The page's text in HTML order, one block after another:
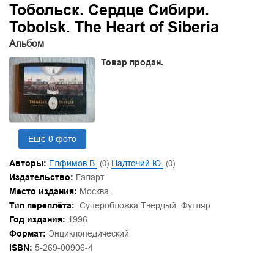
Тобольск. Сердце Сибири.
Tobolsk. The Heart of Siberia
Альбом
Ещё 0 фото
Товар продан.
Авторы: Елфимов В. (0) Надточий Ю. (0)
Издательство: Галарт
Место издания: Москва
Тип переплёта: .Суперобложка Твердый. Футляр
Год издания: 1996
Формат: Энциклопедический
ISBN: 5-269-00906-4